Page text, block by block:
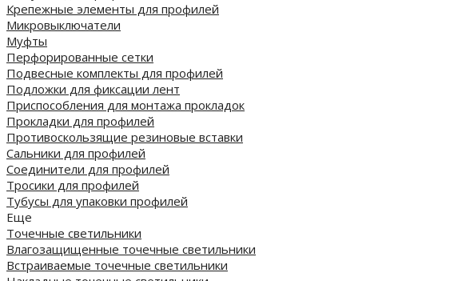
Крепежные элементы для профилей
Микровыключатели
Муфты
Перфорированные сетки
Подвесные комплекты для профилей
Подложки для фиксации лент
Приспособления для монтажа прокладок
Прокладки для профилей
Противоскользящие резиновые вставки
Сальники для профилей
Соединители для профилей
Тросики для профилей
Тубусы для упаковки профилей
Еще
Точечные светильники
Влагозащищенные точечные светильники
Встраиваемые точечные светильники